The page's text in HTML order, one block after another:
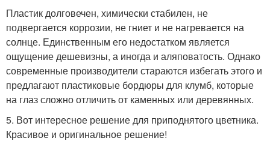
Пластик долговечен, химически стабилен, не
подвергается коррозии, не гниет и не нагревается на
солнце. Единственным его недостатком является
ощущение дешевизны, а иногда и аляповатость. Однако
современные производители стараются избегать этого и
предлагают пластиковые бордюры для клумб, которые
на глаз сложно отличить от каменных или деревянных.
5. Вот интересное решение для приподнятого цветника.
Красивое и оригинальное решение!